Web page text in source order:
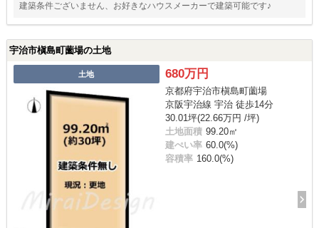
建築条件ございません、お好きなハウスメーカーで建築可能です♪
宇治市槇島町薗場の土地
土地 680万円
京都府宇治市槇島町薗場
京阪宇治線 宇治 徒歩14分
30.01坪(22.66万円 /坪)
土地面積 99.20㎡
建ぺい率 60.0(%)
容積率 160.0(%)